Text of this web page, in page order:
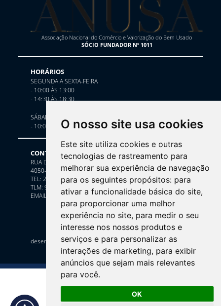
O nosso site usa cookies
Este site utiliza cookies e outras
tecnologias de rastreamento para
melhorar sua experiência de navegação
para os seguintes propósitos: para
ativar a funcionalidade básica do site,
para proporcionar uma melhor
experiência no site, para medir o seu
interesse nos nossos produtos e
serviços e para personalizar as
interações de marketing, para exibir
anúncios que sejam mais relevantes
para você.
OK
Associação Nacional do Comércio e Valorização do Bem Usado
SÓCIO FUNDADOR Nº 1011
HORÁRIOS
SEGUNDA A SEXTA-FEIRA
- 10:00 ÀS 13:00
- 14:30 ÀS 18:30
SÁBADOS
- 10:00 ÀS 13:00
CONTACTE-NOS
RUA DE CEDOFEITA, 242
4050-174 PORTO
TEL: 222 088 205 (chamada para a rede fixa nacional)
TLM: 919 629 995 (chamada para a rede móvel nacional)
EMAIL:
GERAL@DUCADOJOIAS.COM
desenvolvido por arkis